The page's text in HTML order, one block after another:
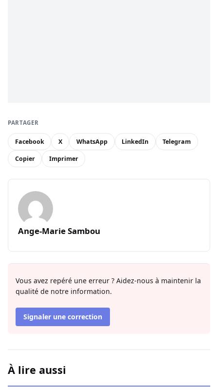
PARTAGER
Facebook X WhatsApp LinkedIn Telegram
Copier Imprimer
Ange-Marie Sambou
Vous avez repéré une erreur ? Aidez-nous à maintenir la
qualité de notre information.
Signaler une correction
À lire aussi